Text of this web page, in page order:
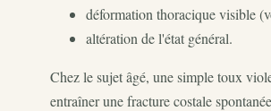
déformation thoracique visible
altération de l'état général.
Chez le sujet âgé, une simple toux
entraîner une fracture costale